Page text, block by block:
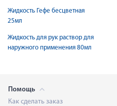
Жидкость Гефе бесцветная
25мл
Жидкость для рук раствор для
наружного применения 80мл
Помощь
Как сделать заказ